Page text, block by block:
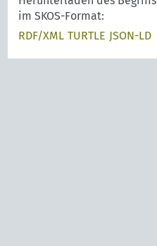
im SKOS-Format:
RDF/XML TURTLE JSON-LD